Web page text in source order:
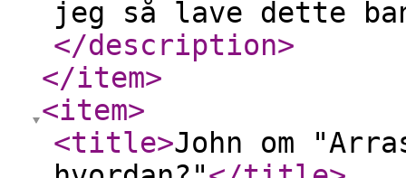
jeg så lave dette
</description>
</item>
<item>
<title>John om